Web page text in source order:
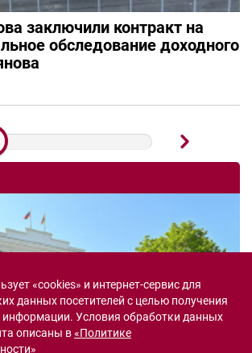
заключили контракт на
обследование доходного
«cookies» и интернет-сервис для
данных посетителей с целью получения
информации. Условия обработки данных
описаны в«Политике